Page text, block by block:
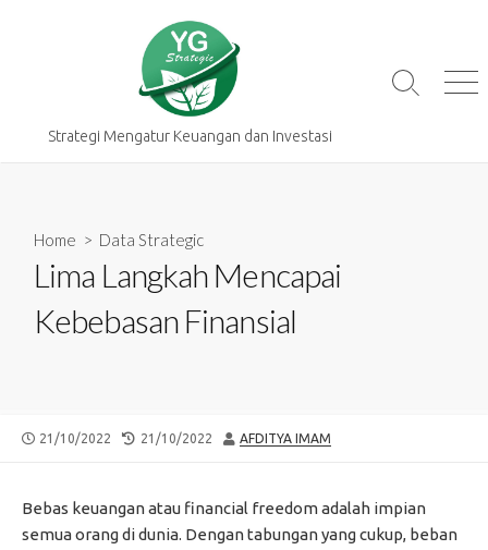
Strategi Mengatur Keuangan dan Investasi
Search
Home > Data Strategic
Lima Langkah Mencapai
Kebebasan Finansial
PUBLISHED
21/10/2022
LAST
21/10/2022 AUTHOR
AFDITYA IMAM
Bebas keuangan atau financial freedom adalah impian
semua orang di dunia. Dengan tabungan yang cukup, beban